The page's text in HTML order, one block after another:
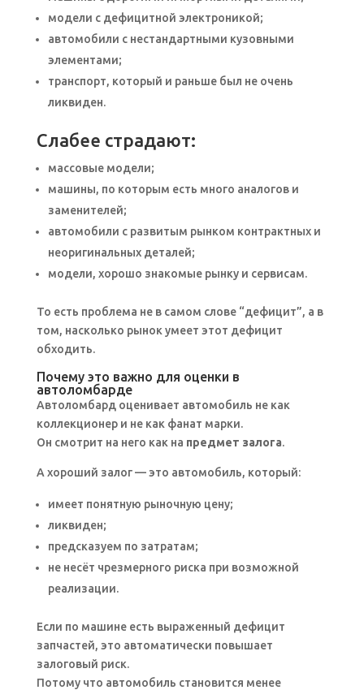
модели с дефицитной электроникой;
автомобили с нестандартными кузовными
элементами;
транспорт, который и раньше был не очень
ликвиден.
Слабее страдают:
массовые модели;
машины, по которым есть много аналогов и
заменителей;
автомобили с развитым рынком контрактных и
неоригинальных деталей;
модели, хорошо знакомые рынку и сервисам.
То есть проблема не в самом слове “дефицит”, а в
том, насколько рынок умеет этот дефицит
обходить.
Почему это важно для оценки в
автоломбарде
Автоломбард оценивает автомобиль не как
коллекционер и не как фанат марки.
Он смотрит на него как на предмет залога.
А хороший залог — это автомобиль, который:
имеет понятную рыночную цену;
ликвиден;
предсказуем по затратам;
не несёт чрезмерного риска при возможной
реализации.
Если по машине есть выраженный дефицит
запчастей, это автоматически повышает
залоговый риск.
Потому что автомобиль становится менее